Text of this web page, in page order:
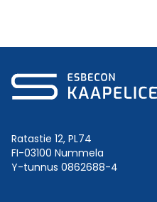
Ratastie 12, PL74
FI-03100 Nummela
Y-tunnus 0862688-4